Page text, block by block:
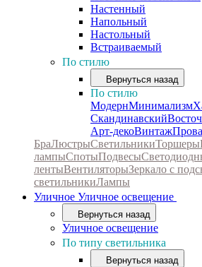
Настенный
Напольный
Настольный
Встраиваемый
По стилю
Вернуться назад
По стилю
МодернМинимализм
Скандинавский
Арт-декоВинтаж
БраЛюстрыСветильникиТоршеры
лампыСпотыПодвесы
лентыВентиляторыЗеркало с
светильникиЛампы
Уличное Уличное освещение
Вернуться назад
Уличное освещение
По типу светильника
Вернуться назад